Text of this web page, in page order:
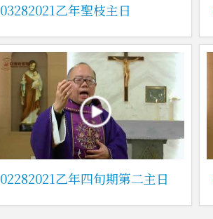
03282021乙年聖枝主日
02282021乙年四旬期第二主日